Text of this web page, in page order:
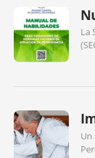
La
Un